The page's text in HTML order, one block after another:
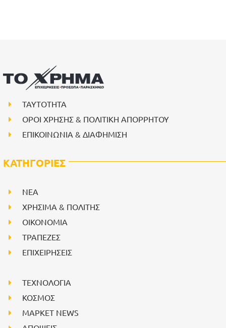
ΤΑΥΤΟΤΗΤΑ
ΟΡΟΙ ΧΡΗΣΗΣ & ΠΟΛΙΤΙΚΗ ΑΠΟΡΡΗΤΟΥ
ΕΠΙΚΟΙΝΩΝΙΑ & ΔΙΑΦΗΜΙΣΗ
ΚΑΤΗΓΟΡΙΕΣ
NEA
ΧΡΗΣΙΜΑ & ΠΟΛΙΤΗΣ
ΟΙΚΟΝΟΜΙΑ
ΤΡΑΠΕΖΕΣ
ΕΠΙΧΕΙΡΗΣΕΙΣ
ΤΕΧΝΟΛΟΓΙΑ
ΚΟΣΜΟΣ
ΜΑΡΚΕΤ NEWS